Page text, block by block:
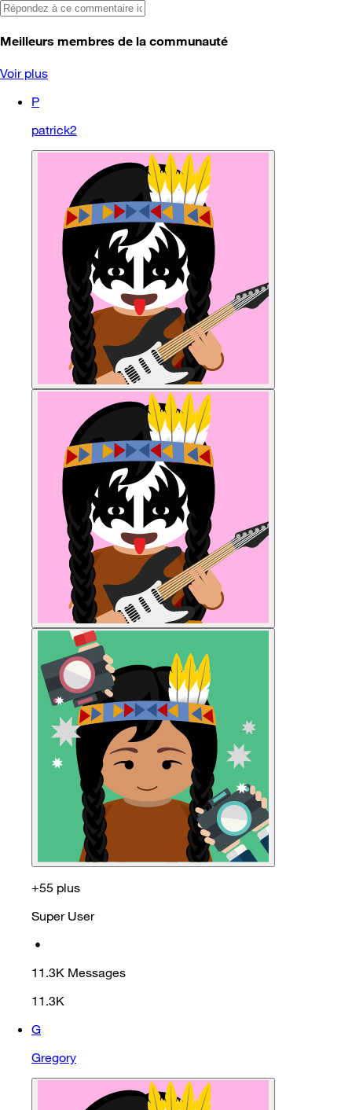
Meilleurs membres de la communauté
Voir plus
P
patrick2
+55 plus
Super User
•
11.3K Messages
11.3K
G
Gregory